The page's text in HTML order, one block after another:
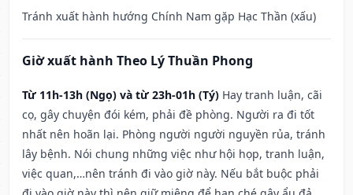
Tránh xuất hành hướng Chính Nam gặp Hạc Thần (xấu)
Giờ xuất hành Theo Lý Thuần Phong
Từ 11h-13h (Ngọ) và từ 23h-01h (Tý) Hay tranh luận, cãi
cọ, gây chuyện đói kém, phải đề phòng. Người ra đi tốt
nhất nên hoãn lại. Phòng người người nguyền rủa, tránh
lây bệnh. Nói chung những việc như hội họp, tranh luận,
việc quan,…nên tránh đi vào giờ này. Nếu bắt buộc phải